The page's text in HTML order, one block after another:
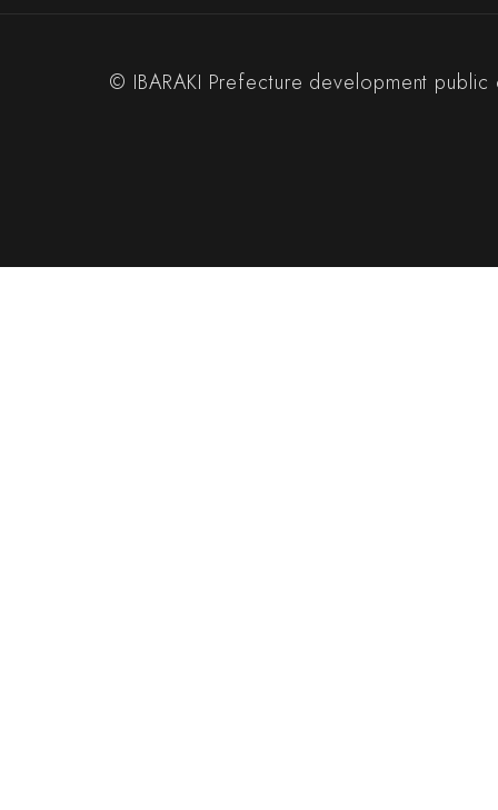
工事発注図(坂東)
「第36-46号 稲敷工業団地 植栽工事（
© IBARAKI Prefecture development